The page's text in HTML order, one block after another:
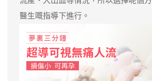
醫生嘅指導下進行。